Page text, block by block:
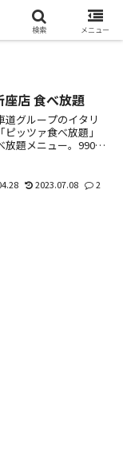
店 食べ放題
道グループのイタリ
ッツァ食べ放題」
放題メニュー。990円
が高くなる。いろい
2023.07.08 2
検索 メニュー